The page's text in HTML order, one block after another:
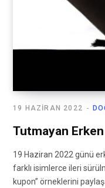
19 HAZIRAN 2022
Tutmayan
19 Haziran 2022 günü
farklı isimlerce ileri
kupon” örneklerini